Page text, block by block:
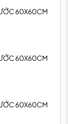
60X60CM
60X60CM
60X60CM